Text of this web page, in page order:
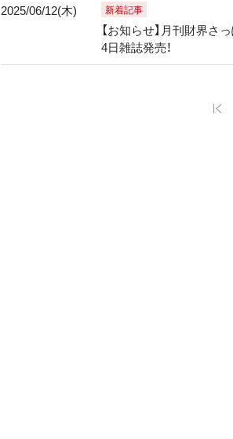
2025/06/12(木) 新着記事
【お知らせ】月刊財界さ
4日雑誌発売！